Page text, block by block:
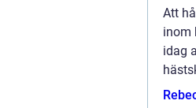
Att
inom
idag